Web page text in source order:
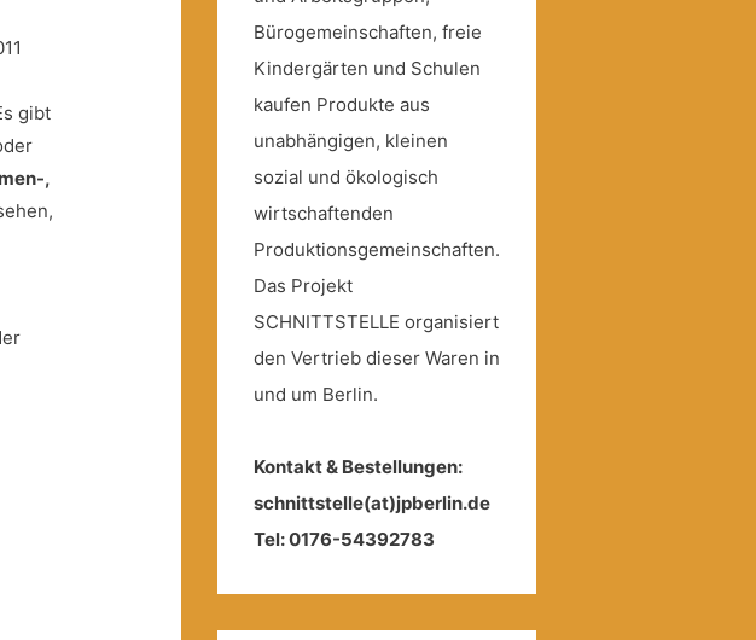
gibt
,
Bürogemeinschaften, freie
Kindergärten und Schulen
kaufen Produkte aus
unabhängigen, kleinen
sozial und ökologisch
wirtschaftenden
Produktionsgemeinschaften.
Das Projekt
SCHNITTSTELLE organisiert
den Vertrieb dieser Waren in
und um Berlin.
Kontakt & Bestellungen:
schnittstelle(at)jpberlin.de
Tel: 0176-54392783